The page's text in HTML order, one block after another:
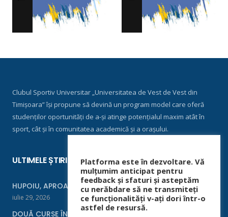
Clubul Sportiv Universitar „Universitatea de Vest de Vest din
Timișoara” își propune să devină un program model care oferă
studenților oportunități de a-și atinge potențialul maxim atât în
sport, cât și în comunitatea academică și a orașului.
ULTIMELE ȘTIRI
HUPOIU, APROAPE DE FINALĂ LA ORADEA
iulie 29, 2026
DOUĂ CURSE ÎNTR-UN WEEKEND
Platforma este în dezvoltare. Vă
mulțumim anticipat pentru
feedback și sfaturi și asteptăm
cu nerăbdare să ne transmiteți
ce funcționalități v-ați dori într-o
astfel de resursă.